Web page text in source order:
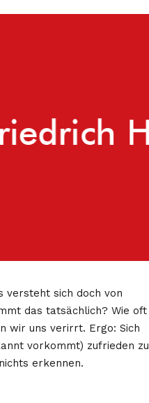
versteht sich doch von
das tatsächlich? Wie oft
wir uns verirrt. Ergo: Sich
vorkommt) zufrieden zu
erkennen.